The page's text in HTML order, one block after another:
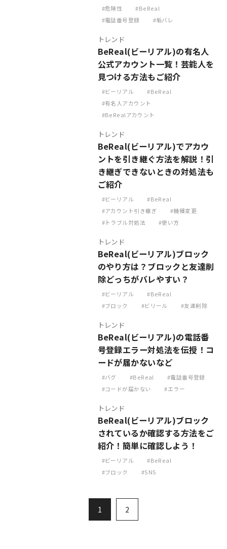
危険性
BeReal
電話番号登録
垢バレ
トレンド
BeReal(ビーリアル)の有名人
公式アカウント一覧！芸能人を
見つける方法もご紹介
ビーリアル
BeReal
有名人アカウント
BeRealアカウント
トレンド
BeReal(ビーリアル)でアカウ
ントを引き継ぐ方法を解説！引
き継ぎできないときの対処法も
ご紹介
ビーリアル
BeReal
アカウント引き継ぎ
機種変更
トラブル対処法
使い方
トレンド
BeReal(ビーリアル)ブロック
のやり方は？ブロックと友達削
除どっちがバレやすい？
ビーリアル
BeReal
ブロック
ビリール 友達削除
トレンド
BeReal(ビーリアル)の電話番
号登録エラー対処法を伝授！コ
ードが届かないなど
バグ BeReal
電話番号登録
コードが届かない
エラー
トレンド
BeReal(ビーリアル)ブロック
されているか確認する方法をご
紹介！簡単に確認しよう！
ビーリアル
BeReal
ブロック
SNS
1 2